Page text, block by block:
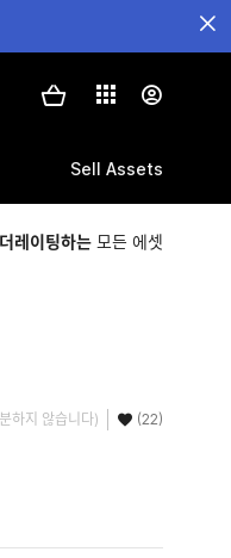
Sell Assets
레이팅하는 모든 에셋
하지 않습니다) (22)